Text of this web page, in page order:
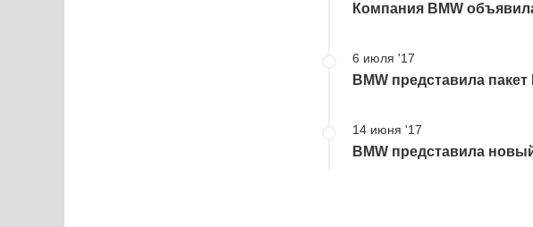
Компания BMW
6 июля '17
BMW представила
14 июня '17
BMW представила